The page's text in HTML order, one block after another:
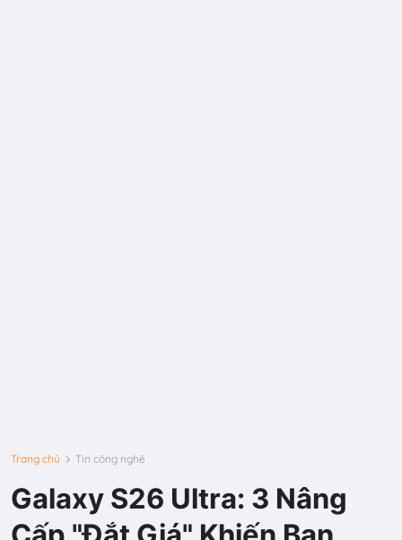
Trang chủ Tin công nghệ
Galaxy S26 Ultra: 3 Nâng